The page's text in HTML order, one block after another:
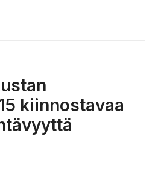
kiinnostavaa